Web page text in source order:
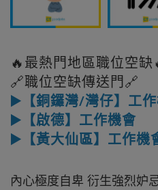
🔥最熱門地區職位空缺
🔗職位空缺傳送門🔗
▶️【銅鑼灣/灣仔】工
▶️【啟德】工作機會
▶️【黃大仙區】工作機
內心極度自卑 衍生強烈妒